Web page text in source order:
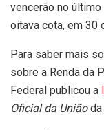
vencerão no
oitava cota, em 30
Para saber mais
sobre a Renda da
Federal publicou a
Oficial da Uniãoda